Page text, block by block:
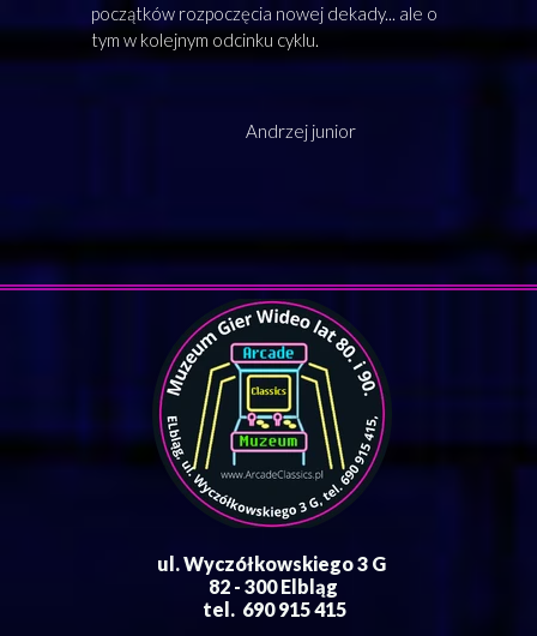
początków rozpoczęcia nowej dekady... ale o
tym w kolejnym odcinku cyklu.
Andrzej junior
ul. Wyczółkowskiego 3 G
82 - 300 Elbląg
tel. 690 915 415